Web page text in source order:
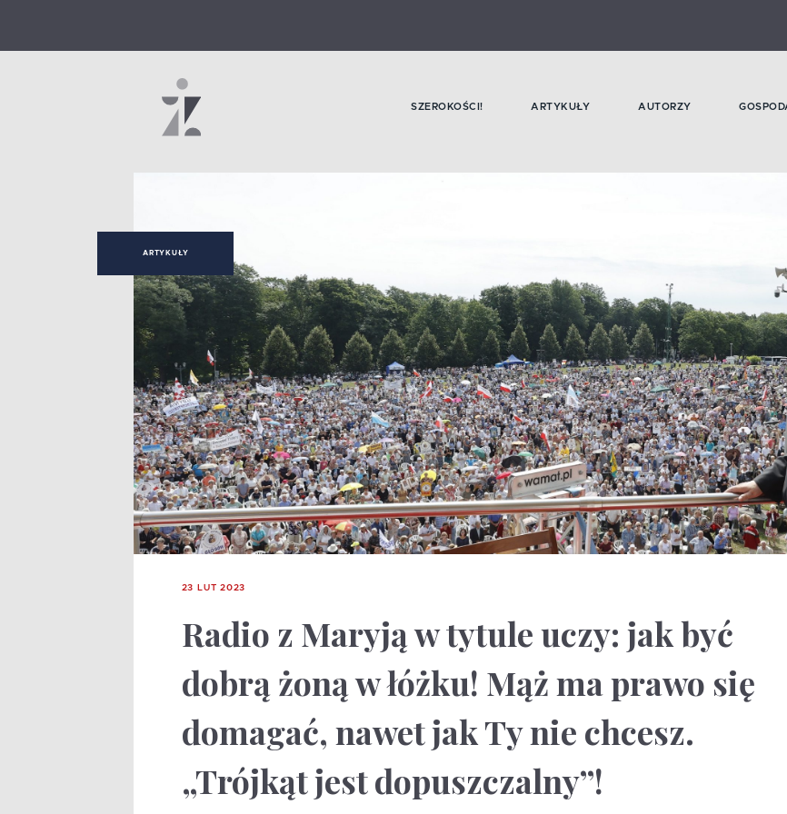
SZEROKOŚCI! ARTYKUŁY AUTORZY
ARTYKUŁY
23 LUT 2023
Radio z Maryją w tytule uczy: jak być
dobrą żoną w łóżku! Mąż ma prawo się
domagać, nawet jak Ty nie chcesz.
„Trójkąt jest dopuszczalny”!